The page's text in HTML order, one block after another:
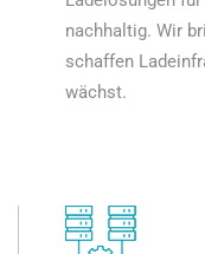
nachhaltig. Wir
schaffen
wächst.